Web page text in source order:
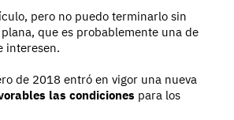
pero no puedo terminarlo sin
que es probablemente una de
interesen.
de 2018 entró en vigor una nueva
las condiciones para los